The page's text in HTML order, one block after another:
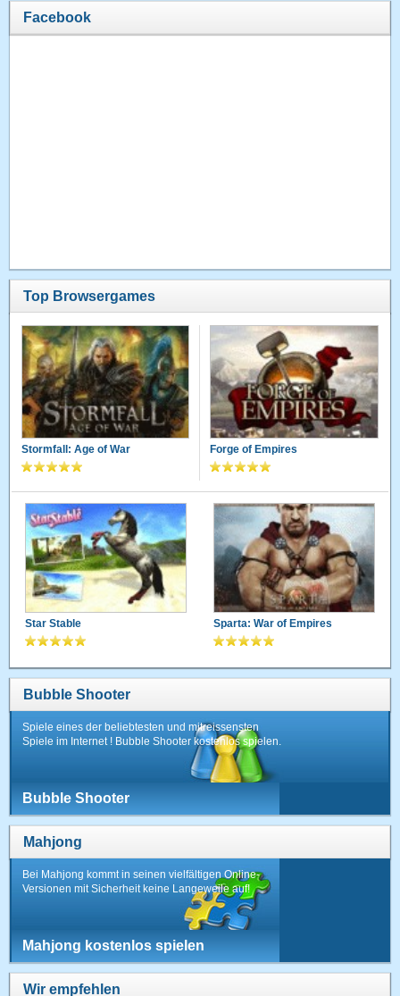
Facebook
Top Browsergames
Stormfall: Age of War Forge of Empires
Star Stable Sparta: War of Empires
Bubble Shooter
Spiele eines der beliebtesten und mitreissensten
Spiele im Internet ! Bubble Shooter kostenlos spielen.
Bubble Shooter
Mahjong
Bei Mahjong kommt in seinen vielfältigen Online-
Versionen mit Sicherheit keine Langeweile auf!
Mahjong kostenlos spielen
Wir empfehlen